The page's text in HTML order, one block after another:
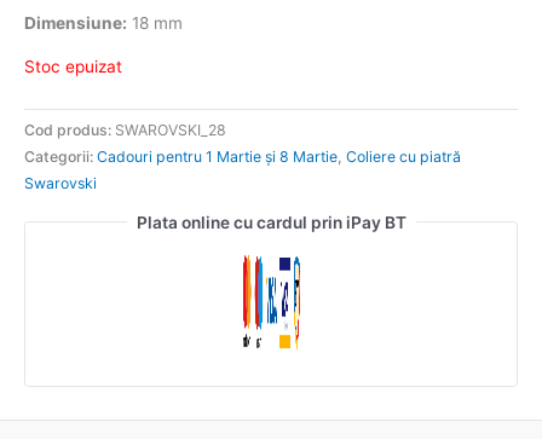
Dimensiune: 18 mm
Stoc epuizat
Cod produs: SWAROVSKI_28
Categorii: Cadouri pentru 1 Martie și 8 Martie Coliere cu piatră
Swarovski
Plata online cu cardul prin iPay BT